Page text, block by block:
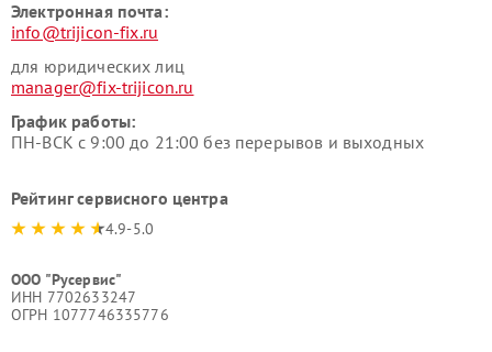
Электронная почта:
info@trijicon-fix.ru
для юридических лиц
manager@fix-trijicon.ru
График работы:
ПН-ВСК с 9:00 до 21:00 без перерывов и выходных
Рейтинг сервисного центра
4.9-5.0
ООО "Русервис"
ИНН 7702633247
ОГРН 1077746335776